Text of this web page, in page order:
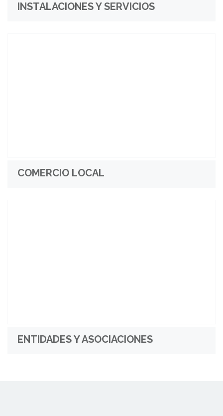
INSTALACIONES Y SERVICIOS
COMERCIO LOCAL
ENTIDADES Y ASOCIACIONES